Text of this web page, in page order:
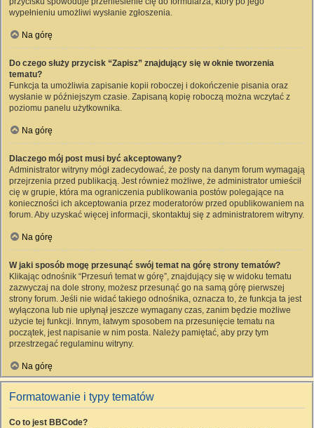
wypełnieniu umożliwi wysłanie zgłoszenia.
Na górę
Do czego służy przycisk “Zapisz” znajdujący się w oknie tworzenia
tematu?
Funkcja ta umożliwia zapisanie kopii roboczej i dokończenie pisania oraz
wysłanie w późniejszym czasie. Zapisaną kopię roboczą można wczytać z
poziomu panelu użytkownika.
Na górę
Dlaczego mój post musi być akceptowany?
Administrator witryny mógł zadecydować, że posty na danym forum wymagają
przejrzenia przed publikacją. Jest również możliwe, że administrator umieścił
cię w grupie, która ma ograniczenia publikowania postów polegające na
konieczności ich akceptowania przez moderatorów przed opublikowaniem na
forum. Aby uzyskać więcej informacji, skontaktuj się z administratorem witryny.
Na górę
W jaki sposób mogę przesunąć swój temat na górę strony tematów?
Klikając odnośnik “Przesuń temat w górę”, znajdujący się w widoku tematu
zazwyczaj na dole strony, możesz przesunąć go na samą górę pierwszej
strony forum. Jeśli nie widać takiego odnośnika, oznacza to, że funkcja ta jest
wyłączona lub nie upłynął jeszcze wymagany czas, zanim będzie możliwe
użycie tej funkcji. Innym, łatwym sposobem na przesunięcie tematu na
początek, jest napisanie w nim posta. Należy pamiętać, aby przy tym
przestrzegać regulaminu witryny.
Na górę
Formatowanie i typy tematów
Co to jest BBCode?